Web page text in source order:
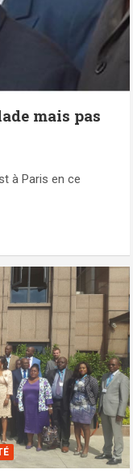
mais pas
à Paris en ce